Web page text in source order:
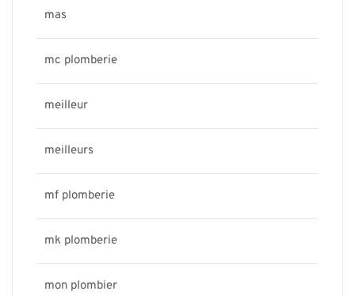
mas
mc plomberie
meilleur
meilleurs
mf plomberie
mk plomberie
mon plombier